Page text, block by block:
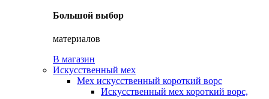
Большой выбор
материалов
В магазин
Искусственный мех
Мех искусственный короткий ворс
Искусственный мех короткий ворс,